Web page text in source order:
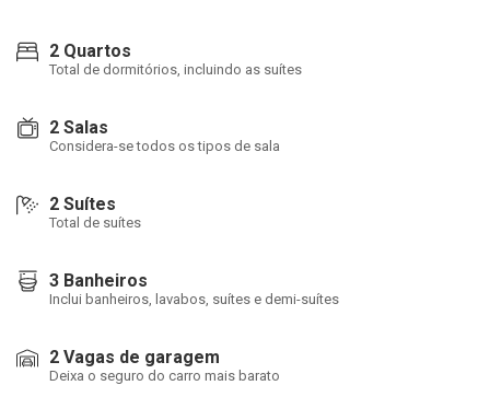
2 Quartos
Total de dormitórios, incluindo as suítes
2 Salas
Considera-se todos os tipos de sala
2 Suítes
Total de suítes
3 Banheiros
Inclui banheiros, lavabos, suítes e demi-suítes
2 Vagas de garagem
Deixa o seguro do carro mais barato